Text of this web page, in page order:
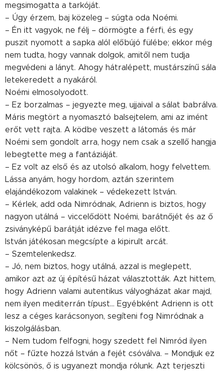
megsimogatta a tarkóját.
– Úgy érzem, baj közeleg – súgta oda Noémi.
– Én itt vagyok, ne félj – dörmögte a férfi, és egy
puszit nyomott a sapka alól előbújó fülébe; ekkor még
nem tudta, hogy vannak dolgok, amitől nem tudja
megvédeni a lányt. Ahogy hátralépett, mustárszínű sála
letekeredett a nyakáról.
Noémi elmosolyodott.
– Ez borzalmas – jegyezte meg, ujjaival a sálat babrálva.
Máris megtört a nyomasztó balsejtelem, ami az imént
erőt vett rajta. A ködbe veszett a látomás és már
Noémi sem gondolt arra, hogy nem csak a szellő hangja
lebegtette meg a fantáziáját.
– Ez volt az első és az utolsó alkalom, hogy felvettem.
Lássa anyám, hogy hordom, aztán szerintem
elajándékozom valakinek – védekezett István.
– Kérlek, add oda Nimródnak, Adrienn is biztos, hogy
nagyon utálná – viccelődött Noémi, barátnőjét és az ő
zsiványképű barátját idézve fel maga előtt.
István játékosan megcsípte a kipirult arcát.
– Szemtelenkedsz.
– Jó, nem biztos, hogy utálná, azzal is meglepett,
amikor azt az új építésű házat választották. Azt hittem,
hogy Adrienn valami autentikus vályogházat akar majd,
nem ilyen mediterrán típust... Egyébként Adrienn is ott
lesz a céges karácsonyon, segíteni fog Nimródnak a
kiszolgálásban.
– Nem tudom felfogni, hogy szedett fel Nimród ilyen
nőt – fűzte hozzá István a fejét csóválva. – Mondjuk ez
kölcsönös, ő is ugyanezt mondja rólunk. Azt terjeszti